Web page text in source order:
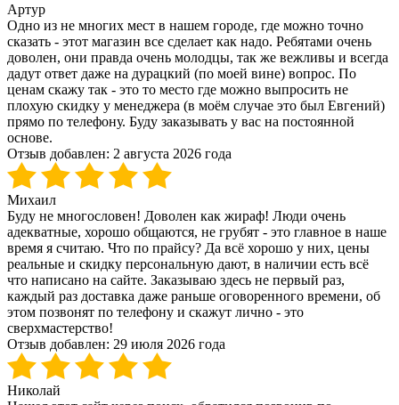
Артур
Одно из не многих мест в нашем городе, где можно точно
сказать - этот магазин все сделает как надо. Ребятами очень
доволен, они правда очень молодцы, так же вежливы и всегда
дадут ответ даже на дурацкий (по моей вине) вопрос. По
ценам скажу так - это то место где можно выпросить не
плохую скидку у менеджера (в моём случае это был Евгений)
прямо по телефону. Буду заказывать у вас на постоянной
основе.
Отзыв добавлен: 2 августа 2026 года
Михаил
Буду не многословен! Доволен как жираф! Люди очень
адекватные, хорошо общаются, не грубят - это главное в наше
время я считаю. Что по прайсу? Да всё хорошо у них, цены
реальные и скидку персональную дают, в наличии есть всё
что написано на сайте. Заказываю здесь не первый раз,
каждый раз доставка даже раньше оговоренного времени, об
этом позвонят по телефону и скажут лично - это
сверхмастерство!
Отзыв добавлен: 29 июля 2026 года
Николай